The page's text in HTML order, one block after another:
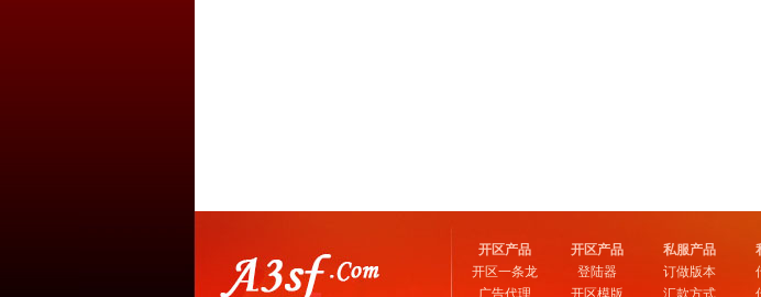
开区产品
开区一条龙
广告代理
开区产品
登陆器
开区模版
私服产品
订做版本
汇款方式